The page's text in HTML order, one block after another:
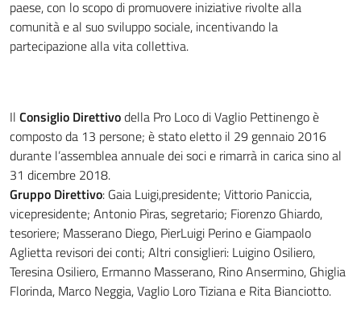
paese, con lo scopo di promuovere iniziative rivolte alla
comunità e al suo sviluppo sociale, incentivando la
partecipazione alla vita collettiva.
Il Consiglio Direttivodella Pro Loco di Vaglio Pettinengo è
composto da 13 persone; è stato eletto il 29 gennaio 2016
durante l’assemblea annuale dei soci e rimarrà in carica sino al
31 dicembre 2018.
Gruppo Direttivo: Gaia Luigi,presidente; Vittorio Paniccia,
vicepresidente; Antonio Piras, segretario; Fiorenzo Ghiardo,
tesoriere; Masserano Diego, PierLuigi Perino e Giampaolo
Aglietta revisori dei conti; Altri consiglieri: Luigino Osiliero,
Teresina Osiliero, Ermanno Masserano, Rino Ansermino, Ghiglia
Florinda, Marco Neggia, Vaglio Loro Tiziana e Rita Bianciotto.